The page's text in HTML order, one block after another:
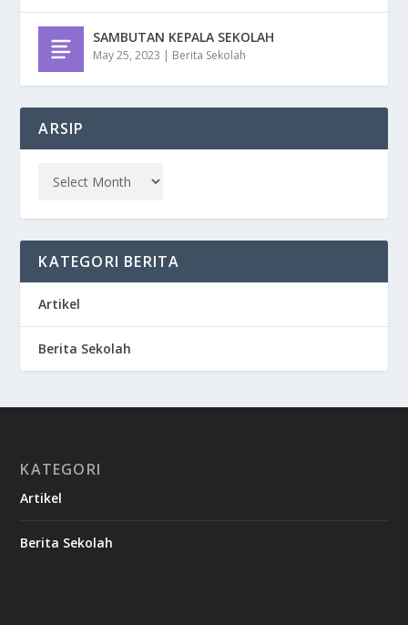
SAMBUTAN KEPALA SEKOLAH
May 25, 2023 | Berita Sekolah
ARSIP
KATEGORI BERITA
Artikel
Berita Sekolah
KATEGORI
Artikel
Berita Sekolah